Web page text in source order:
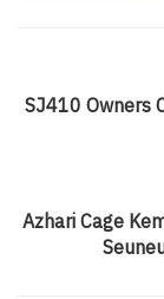
SJ410 Owners
Azhari Cage